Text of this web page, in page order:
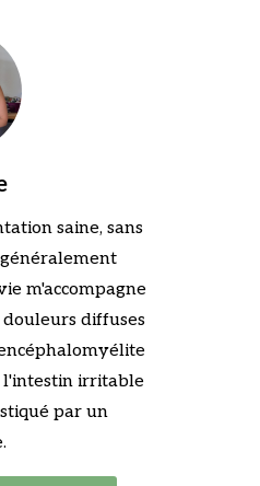
saine, sans
m'accompagne
diffuses
l'intestin irritable
par un